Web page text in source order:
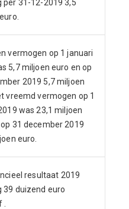
per 31-12-2019 3,5
vermogen op 1 januari
5,7 miljoen euro en op
2019 5,7 miljoen
vreemd vermogen op 1
was 23,1 miljoen
31 december 2019
euro.
resultaat 2019
39 duizend euro